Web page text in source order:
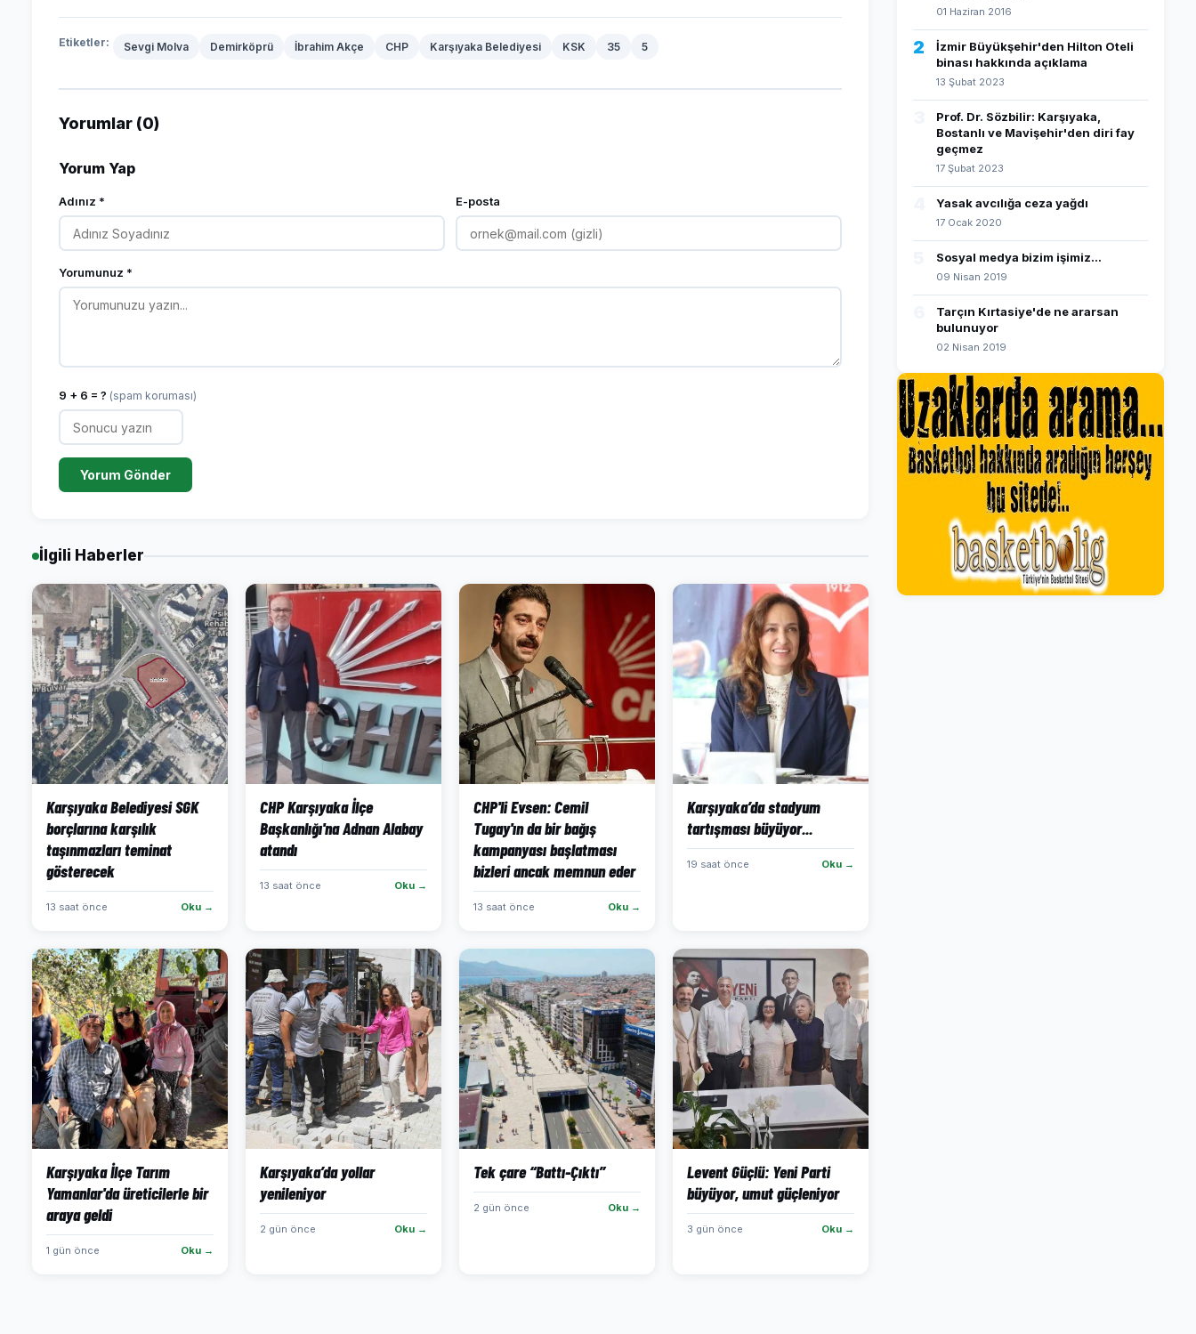
Etiketler: Sevgi Molva Demirköprü İbrahim Akçe CHP Karşıyaka Belediyesi KSK 35 5
Yorumlar (0)
Yorum Yap
Adınız * E-posta
Yorumunuz *
9 + 6 = ? (spam koruması)
Yorum Gönder
İlgili Haberler
Karşıyaka Belediyesi SGK
borçlarına karşılık
taşınmazları teminat
gösterecek
13 saat önce Oku →
CHP Karşıyaka İlçe
Başkanlığı'na Adnan Alabay
atandı
13 saat önce Oku →
CHP'li Evsen: Cemil
Tugay'ın da bir bağış
kampanyası başlatması
bizleri ancak memnun eder
13 saat önce Oku →
Karşıyaka’da stadyum
tartışması büyüyor...
19 saat önce Oku →
Karşıyaka İlçe Tarım
Yamanlar'da üreticilerle bir
araya geldi
1 gün önce Oku →
Karşıyaka’da yollar
yenileniyor
2 gün önce Oku →
Tek çare “Battı-Çıktı”
2 gün önce Oku →
Levent Güçlü: Yeni Parti
büyüyor, umut güçleniyor
3 gün önce Oku →
01 Haziran 2016
2
İzmir Büyükşehir'den Hilton Oteli
binası hakkında açıklama
13 Şubat 2023
Prof. Dr. Sözbilir: Karşıyaka,
Bostanlı ve Mavişehir'den diri fay
geçmez
17 Şubat 2023
Yasak avcılığa ceza yağdı
17 Ocak 2020
Sosyal medya bizim işimiz...
09 Nisan 2019
Tarçın Kırtasiye'de ne ararsan
bulunuyor
02 Nisan 2019